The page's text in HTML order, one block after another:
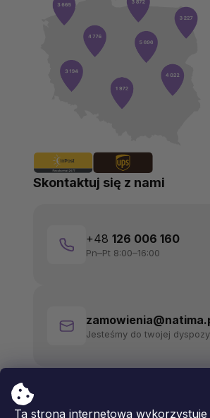
Ta strona internetowa wykorzystuje
Skontaktuj się z nami
+48 126 006 160
Pn–Pt 8:00–16:00
Jesteśmy do twojej